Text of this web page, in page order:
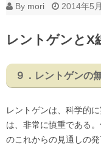
By mori 2014年5
レントゲンとX
９．レントゲンの
レントゲンは、科学的
は、非常に慎重である
のこれからの見通しの